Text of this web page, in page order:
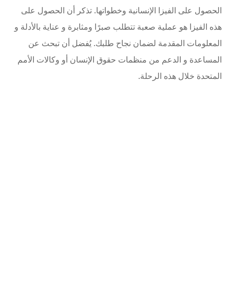
الحصول على الفيزا الإنسانية وخطواتها. تذكر أن الحصول على
هذه الفيزا هو عملية صعبة تتطلب صبرًا ومثابرة و عناية بالأدلة و
المعلومات المقدمة لضمان نجاح طلبك. يُفضل أن تبحث عن
المساعدة و الدعم من منظمات حقوق الإنسان أو وكالات الأمم
المتحدة خلال هذه الرحلة.